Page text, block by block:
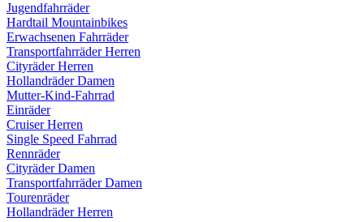
Jugendfahrräder
Hardtail Mountainbikes
Erwachsenen Fahrräder
Transportfahrräder Herren
Cityräder Herren
Hollandräder Damen
Mutter-Kind-Fahrrad
Einräder
Cruiser Herren
Single Speed Fahrrad
Rennräder
Cityräder Damen
Transportfahrräder Damen
Tourenräder
Hollandräder Herren